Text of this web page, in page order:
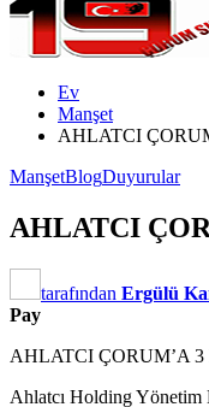
Ev
Manşet
AHLATCI
ManşetBlogDuyurular
AHLATCI
tarafından Ergülü
Pay
AHLATCI ÇORUM’A
Ahlatcı Holding Yönetim